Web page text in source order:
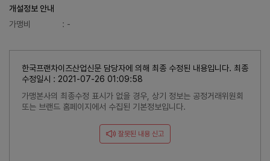
개설정보 안내
가맹비
: -
한국프랜차이즈산업신문 담당자에 의해 최종 수정된 내용입니다. 최종
수정일시 : 2021-07-26 01:09:58
가맹본사의 최종수정 표시가 없을 경우, 상기 정보는 공정거래위원회
또는 브랜드 홈페이지에서 수집된 기본정보입니다.
잘못된 내용 신고